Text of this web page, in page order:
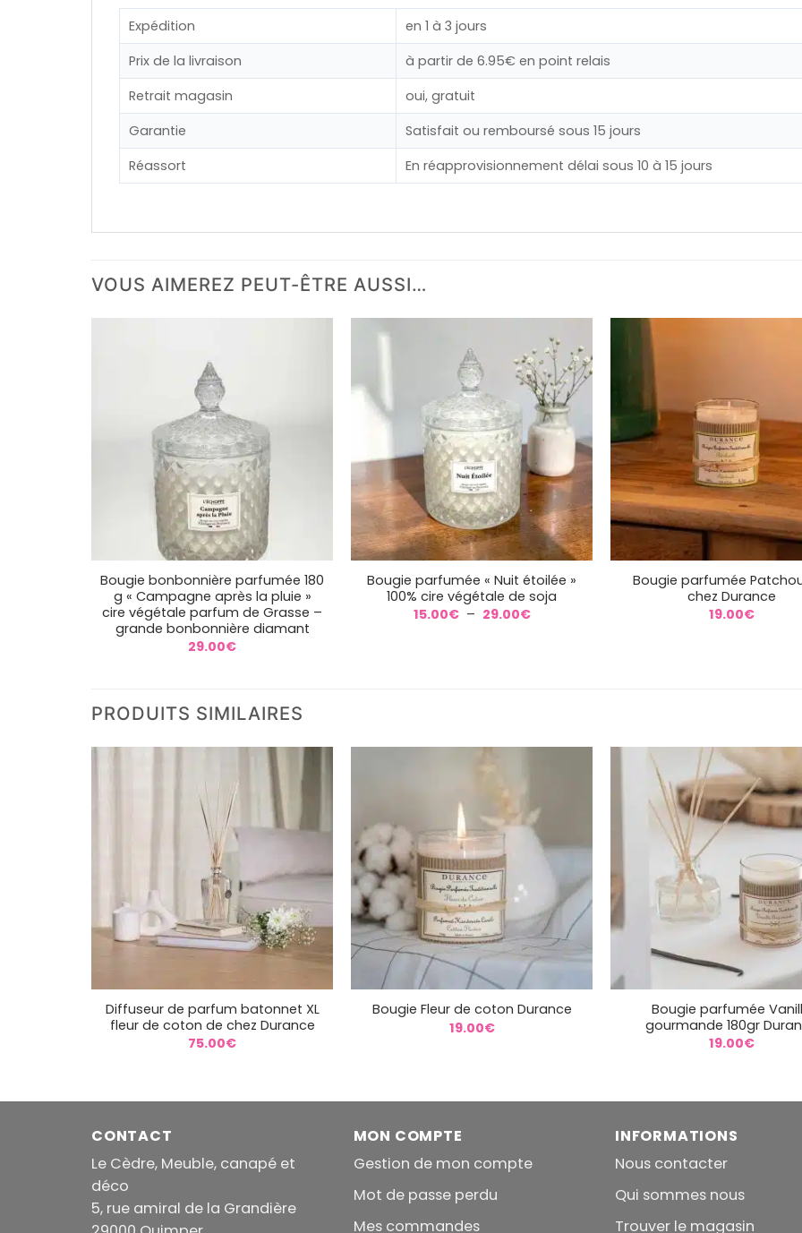
Expédition
en 1 à 3 jours
Prix de la livraison
à partir de 6.95€ en point relais
Retrait magasin
oui, gratuit
Garantie
Satisfait ou remboursé sous 15 jours
Réassort
En réapprovisionnement délai sous 10 à 15 jours
VOUS AIMEREZ PEUT-ÊTRE AUSSI…
Bougie bonbonnière parfumée 180
g « Campagne après la pluie »
cire végétale parfum de Grasse –
grande bonbonnière diamant
29.00€
+
Bougie parfumée « Nuit étoilée »
100% cire végétale de soja
15.00€ – 29.00€Plage
Bougie parfumée
chez Durance
19.00€
PRODUITS SIMILAIRES
Diffuseur de parfum batonnet XL
fleur de coton de chez Durance
75.00€
Bougie Fleur de coton Durance
19.00€
Bougie parfumée
gourmande 180gr
19.00€
CONTACT
Le Cèdre, Meuble, canapé et
déco
5, rue amiral de la Grandière
MON COMPTE
Gestion de mon compte
Mot de passe perdu
Mes commandes
INFORMATIONS
Nous contacter
Qui sommes nous
Trouver le magasin